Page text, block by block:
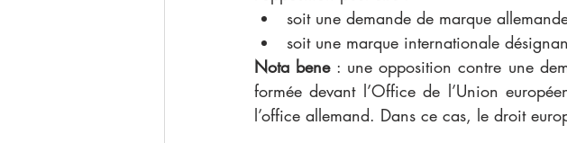
soit une demande de marque
soit une marque internationale
Nota bene : une opposition contre une
formée devant l’Office de l’Union
l’office allemand. Dans ce cas, le droit